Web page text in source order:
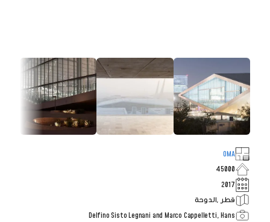
OMA
45000
2017
قطر ,الدوحة
Delfino Sisto Legnani and Marco Cappelletti, Hans